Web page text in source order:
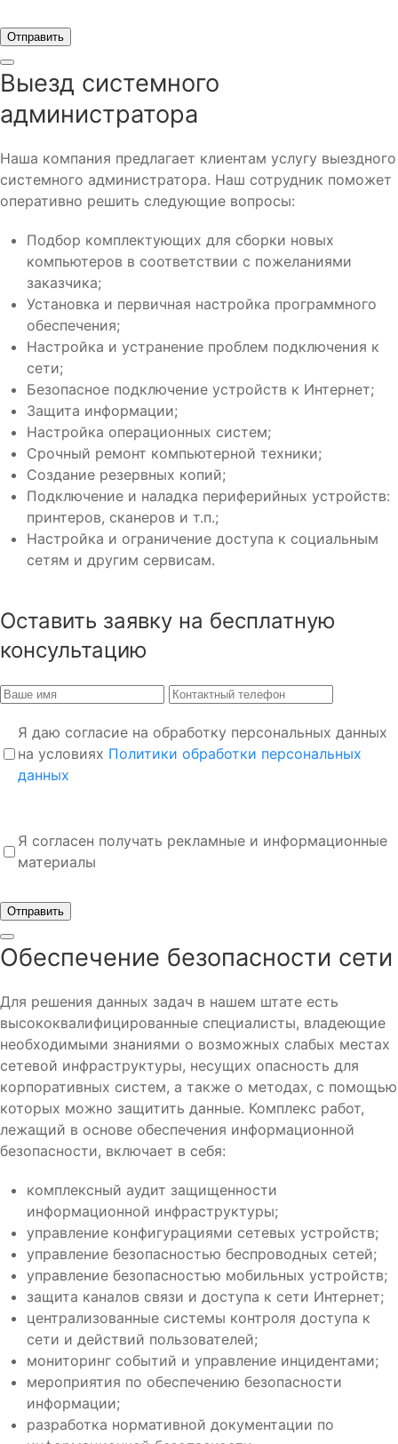
Отправить
Выезд системного
администратора
Наша компания предлагает клиентам услугу выездного
системного администратора. Наш сотрудник поможет
оперативно решить следующие вопросы:
Подбор комплектующих для сборки новых
компьютеров в соответствии с пожеланиями
заказчика;
Установка и первичная настройка программного
обеспечения;
Настройка и устранение проблем подключения к
сети;
Безопасное подключение устройств к Интернет;
Защита информации;
Настройка операционных систем;
Срочный ремонт компьютерной техники;
Создание резервных копий;
Подключение и наладка периферийных устройств:
принтеров, сканеров и т.п.;
Настройка и ограничение доступа к социальным
сетям и другим сервисам.
Оставить заявку на бесплатную
консультацию
Я даю согласие на обработку персональных данных
на условиях Политики обработки персональных
данных
Я согласен получать рекламные и информационные
материалы
Отправить
Обеспечение безопасности сети
Для решения данных задач в нашем штате есть
высококвалифицированные специалисты, владеющие
необходимыми знаниями о возможных слабых местах
сетевой инфраструктуры, несущих опасность для
корпоративных систем, а также о методах, с помощью
которых можно защитить данные. Комплекс работ,
лежащий в основе обеспечения информационной
безопасности, включает в себя:
комплексный аудит защищенности
информационной инфраструктуры;
управление конфигурациями сетевых устройств;
управление безопасностью беспроводных сетей;
управление безопасностью мобильных устройств;
защита каналов связи и доступа к сети Интернет;
централизованные системы контроля доступа к
сети и действий пользователей;
мониторинг событий и управление инцидентами;
мероприятия по обеспечению безопасности
информации;
разработка нормативной документации по